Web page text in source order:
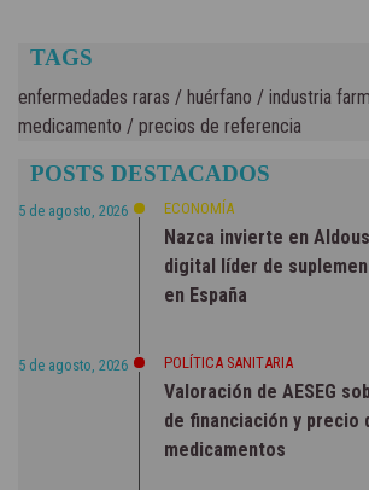
TAGS
enfermedades raras / huérfano / industria
medicamento / precios de referencia
POSTS DESTACADOS
5 de agosto, 2026 ECONOMÍA
Nazca invierte en
digital líder de
en España
5 de agosto, 2026 POLÍTICA SANITARIA
Valoración de AESEG
de financiación y precio
medicamentos